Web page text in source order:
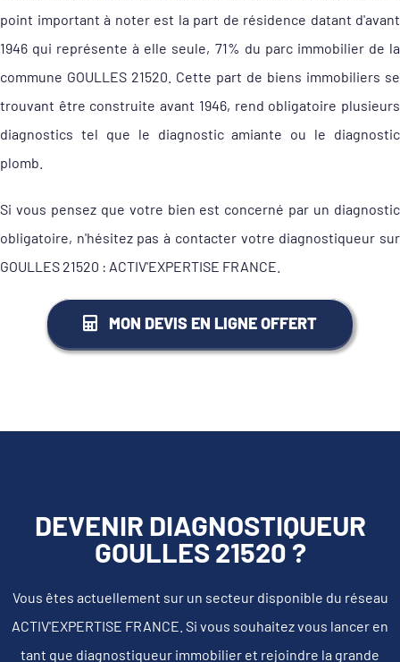
point important à noter est la part de résidence datant d'avant
1946 qui représente à elle seule, 71% du parc immobilier de la
commune GOULLES 21520. Cette part de biens immobiliers se
trouvant être construite avant 1946, rend obligatoire plusieurs
diagnostics tel que le diagnostic amiante ou le diagnostic
plomb.
Si vous pensez que votre bien est concerné par un diagnostic
obligatoire, n'hésitez pas à contacter votre diagnostiqueur sur
GOULLES 21520 : ACTIV'EXPERTISE FRANCE.
MON DEVIS EN LIGNE OFFERT
DEVENIR DIAGNOSTIQUEUR
GOULLES 21520 ?
Vous êtes actuellement sur un secteur disponible du réseau
ACTIV'EXPERTISE FRANCE. Si vous souhaitez vous lancer en
tant que diagnostiqueur immobilier et rejoindre la grande